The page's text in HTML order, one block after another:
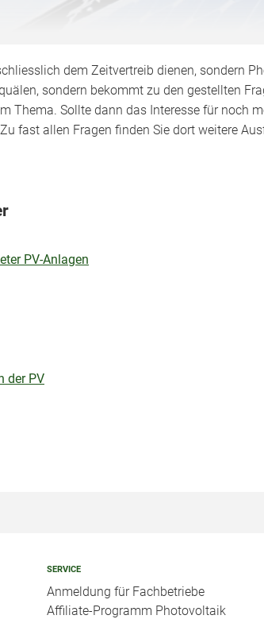
dem Zeitvertreib dienen, sondern
sondern bekommt zu den gestellten
Thema. Sollte dann das Interesse für noch
fast allen Fragen finden Sie dort weitere
PV-Anlagen
der PV
SERVICE
Anmeldung für Fachbetriebe
Affiliate-Programm Photovoltaik